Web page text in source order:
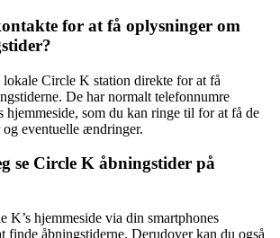
for at få oplysninger om
Circle K station direkte for at få
De har normalt telefonnumre
hjemmeside, som du kan ringe til for at få de
eventuelle ændringer.
se Circle K åbningstider på
K’s hjemmeside via din smartphones
finde åbningstiderne. Derudover kan du også